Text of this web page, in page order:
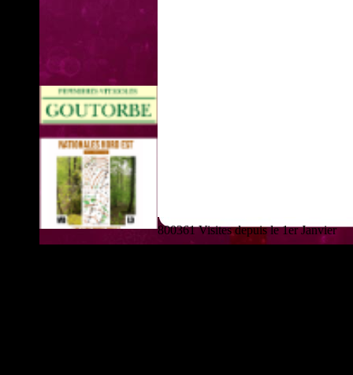
800361 Visites depuis le 1er Janvier